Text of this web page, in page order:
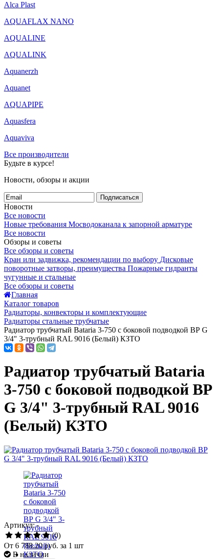
Alca Plast
AQUAFLAX NANO
AQUALINE
AQUALINK
Aquanerzh
Aquanet
AQUAPIPE
Aquasfera
Aquaviva
Все производители
Будьте в курсе!
Новости, обзоры и акции
Подписаться
Новости
Все новости
Новые требования Мосводоканала к запорной арматуре
Все новости
Обзоры и советы
Все обзоры и советы
Кран или задвижка, рекомендации по выбору Дисковые
поворотные затворы, преимущества Пожарные гидранты
чугунные и стальные
Все обзоры и советы
Главная
Каталог товаров
Радиаторы, конвекторы и комплектующие
Радиаторы стальные трубчатые
Радиатор трубчатый Bataria 3-750 с боковой подводкой ВР G
3/4" 3-трубный RAL 9016 (Белый) КЗТО
Радиатор трубчатый Bataria
3-750 с боковой подводкой ВР
G 3/4" 3-трубный RAL 9016
(Белый) КЗТО
Артикул: -
(0)
От 6 788.20 руб. за 1 шт
В наличии